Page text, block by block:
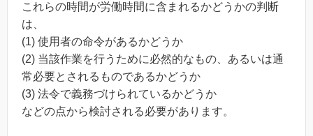
これらの時間が労働時間に含まれるかどうかの判断
は、
(1) 使用者の命令があるかどうか
(2) 当該作業を行うために必然的なもの、あるいは通
常必要とされるものであるかどうか
(3) 法令で義務づけられているかどうか
などの点から検討される必要があります。